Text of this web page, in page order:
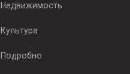
Недвижимость
Культура
Подробно